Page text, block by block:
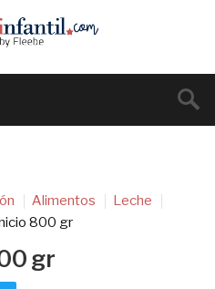
Alimentos
Leche
800 gr
gr